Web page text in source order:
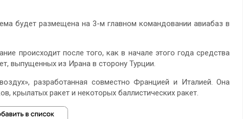
будет размещена на 3-м главном командовании авиабаз в
происходит после того, как в начале этого года средства
выпущенных из Ирана в сторону Турции.
разработанная совместно Францией и Италией. Она
крылатых ракет и некоторых баллистических ракет.